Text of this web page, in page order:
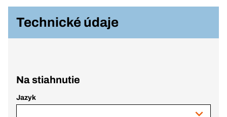
Technické údaje
Na stiahnutie
Jazyk